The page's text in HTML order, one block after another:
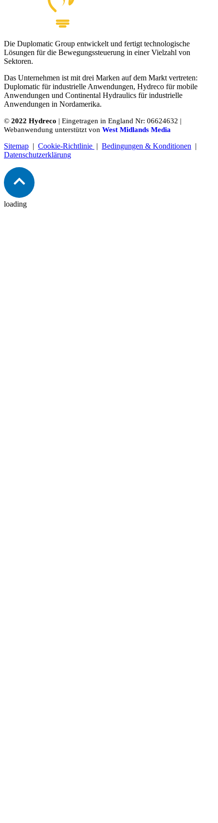
Die Duplomatic Group entwickelt und fertigt technologische
Lösungen für die Bewegungssteuerung in einer Vielzahl von
Sektoren.
Das Unternehmen ist mit drei Marken auf dem Markt vertreten:
Duplomatic für industrielle Anwendungen, Hydreco für mobile
Anwendungen und Continental Hydraulics für industrielle
Anwendungen in Nordamerika.
© 2022 Hydreco | Eingetragen in England Nr: 06624632 |
Webanwendung unterstützt von West Midlands Media
Sitemap | Cookie-Richtlinie | Bedingungen & Konditionen |
Datenschutzerklärung
loading